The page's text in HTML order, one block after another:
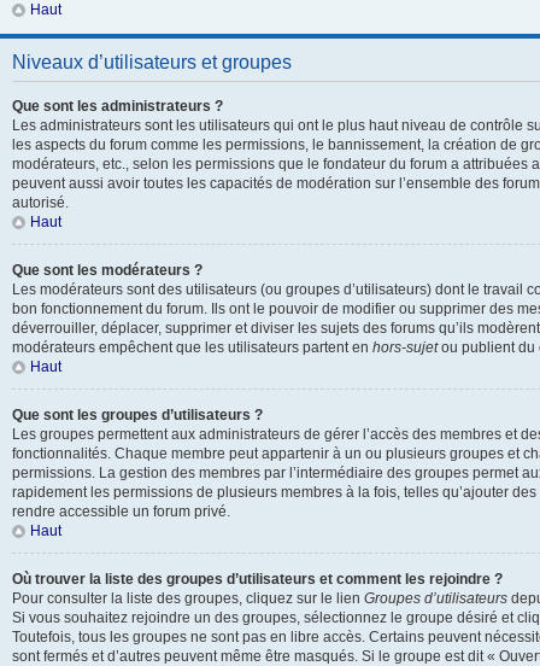
Haut
Niveaux d’utilisateurs et groupes
Que sont les administrateurs ?
Les administrateurs sont les utilisateurs qui ont le plus haut niveau de contrôle
les aspects du forum comme les permissions, le bannissement, la création de
modérateurs, etc., selon les permissions que le fondateur du forum a attribuées
peuvent aussi avoir toutes les capacités de modération sur l’ensemble des
autorisé.
Haut
Que sont les modérateurs ?
Les modérateurs sont des utilisateurs (ou groupes d’utilisateurs) dont le travail
bon fonctionnement du forum. Ils ont le pouvoir de modifier ou supprimer des
déverrouiller, déplacer, supprimer et diviser les sujets des forums qu’ils
modérateurs empêchent que les utilisateurs partent en hors-sujetou publient du
Haut
Que sont les groupes d’utilisateurs ?
Les groupes permettent aux administrateurs de gérer l’accès des membres et
fonctionnalités. Chaque membre peut appartenir à un ou plusieurs groupes et
permissions. La gestion des membres par l’intermédiaire des groupes permet
rapidement les permissions de plusieurs membres à la fois, telles qu’ajouter
rendre accessible un forum privé.
Haut
Où trouver la liste des groupes d’utilisateurs et comment les rejoindre ?
Pour consulter la liste des groupes, cliquez sur le lien Groupes d’utilisateurs
Si vous souhaitez rejoindre un des groupes, sélectionnez le groupe désiré et
Toutefois, tous les groupes ne sont pas en libre accès. Certains peuvent
sont fermés et d’autres peuvent même être masqués. Si le groupe est dit «